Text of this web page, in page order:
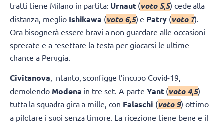
tratti tiene Milano in partita: Urnaut (voto 5,5) cede alla
distanza, meglio Ishikawa (voto 6,5) e Patry (voto 7).
Ora bisognerà essere bravi a non guardare alle occasioni
sprecate e a resettare la testa per giocarsi le ultime
chance a Perugia.
Civitanova , intanto, sconfigge l’incubo Covid-19,
demolendo Modena in tre set. A parte Yant (voto 4,5)
tutta la squadra gira a mille, con Falaschi (voto 9) ottimo
a pilotare i suoi senza timore. La ricezione tiene bene e il